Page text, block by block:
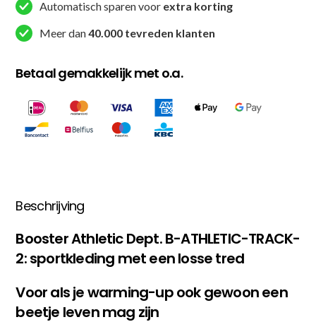
Automatisch sparen voor extra korting
Meer dan40.000 tevreden klanten
Betaal gemakkelijk met o.a.
Beschrijving
Booster Athletic Dept. B-ATHLETIC-TRACK-
2: sportkleding met een losse tred
Voor als je warming-up ook gewoon een
beetje leven mag zijn